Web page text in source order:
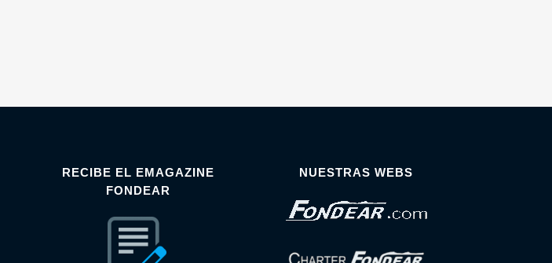
RECIBE EL EMAGAZINE
FONDEAR
NUESTRAS WEBS